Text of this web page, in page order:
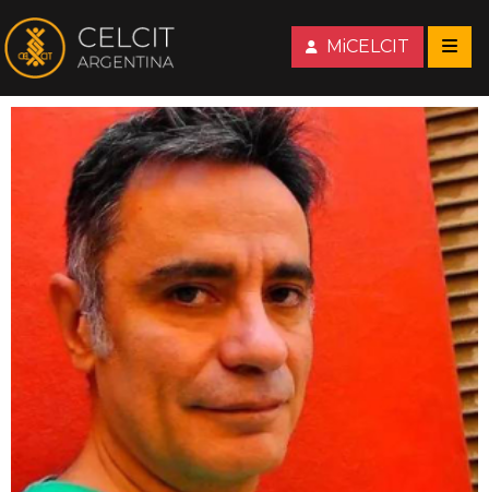
MiCELCIT